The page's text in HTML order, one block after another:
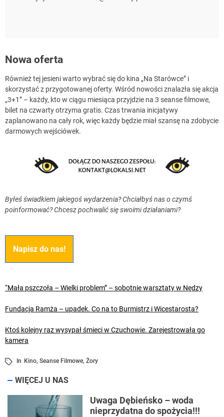
Nowa oferta
Również tej jesieni warto wybrać się do kina „Na Starówce” i
skorzystać z przygotowanej oferty. Wśród nowości znalazła się akcja
„3+1” – każdy, kto w ciągu miesiąca przyjdzie na 3 seanse filmowe,
bilet na czwarty otrzyma gratis. Czas trwania inicjatywy
zaplanowano na cały rok, więc każdy będzie miał szansę na zdobycie
darmowych wejściówek.
Byłeś świadkiem jakiegoś wydarzenia? Chciałbyś nas o czymś
poinformować? Chcesz pochwalić się swoimi działaniami?
Napisz do nas!
“Mała pszczoła – Wielki problem” – sobotnie warsztaty w Nędzy
Fundacja Ramża – upadek. Co na to Burmistrz i Wicestarosta?
Ktoś kolejny raz wysypał śmieci w Czuchowie. Zarejestrowała go
kamera
In Kino, Seanse Filmowe, Żory
WIĘCEJ U NAS
Uwaga Dębieńsko – woda
nieprzydatna do spożycia!!!